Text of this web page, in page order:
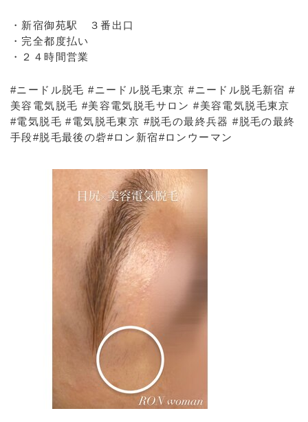
・新宿御苑駅 ３番出口
・完全都度払い
・２４時間営業
#ニードル脱毛 #ニードル脱毛東京 #ニードル脱毛新宿 #
美容電気脱毛 #美容電気脱毛サロン #美容電気脱毛東京
#電気脱毛 #電気脱毛東京 #脱毛の最終兵器 #脱毛の最終
手段#脱毛最後の砦#ロン新宿#ロンウーマン